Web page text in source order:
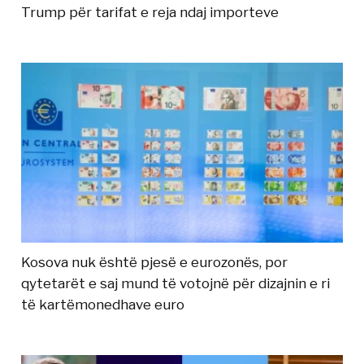
Trump për tarifat e reja ndaj importeve
Kosova nuk është pjesë e eurozonës, por
qytetarët e saj mund të votojnë për dizajnin e ri
të kartëmonedhave euro